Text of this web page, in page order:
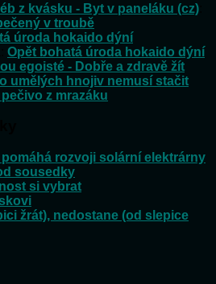
z kvásku - Byt v paneláku (cz)
v troubě
úroda hokaido dýní
Opět bohatá úroda hokaido dýní
egoisté - Dobře a zdravě žít
umělých hnojiv nemusí stačit
z mrazáku
rozvoji solární elektrárny
sousedky
si vybrat
žrát), nedostane (od slepice